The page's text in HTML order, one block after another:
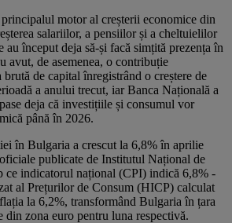
motor al creșterii economice din
salariilor, a pensiilor și a cheltuielilor
au început deja să-și facă simțită prezența în
avut, de asemenea, o contribuție
de capital înregistrând o creștere de
a anului trecut, iar Banca Națională a
deja că investițiile și consumul vor
până în 2026.
în Bulgaria a crescut la 6,8% în aprilie
publicate de Institutul Național de
ce indicatorul național (CPI) indică 6,8% -
al Prețurilor de Consum (HICP) calculat
la 6,2%, transformând Bulgaria în țara
din zona euro pentru luna respectivă.